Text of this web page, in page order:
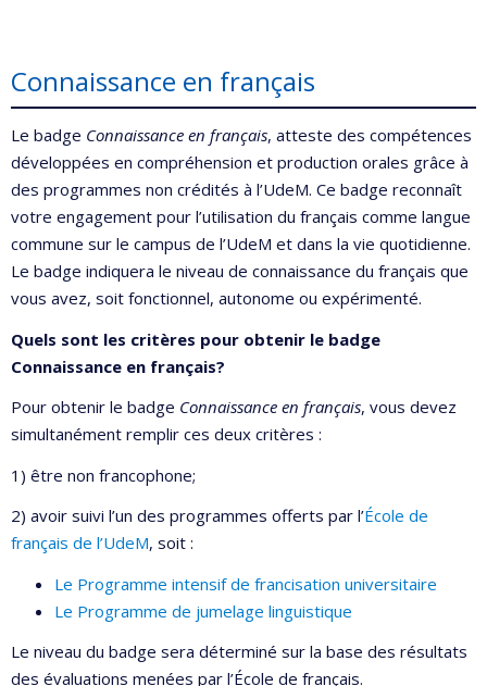
Connaissance en français
Le badge Connaissance en français, atteste des compétences
développées en compréhension et production orales grâce à
des programmes non crédités à l’UdeM. Ce badge reconnaît
votre engagement pour l’utilisation du français comme langue
commune sur le campus de l’UdeM et dans la vie quotidienne.
Le badge indiquera le niveau de connaissance du français que
vous avez, soit fonctionnel, autonome ou expérimenté.
Quels sont les critères pour obtenir le badge
Connaissance en français?
Pour obtenir le badge Connaissance en français, vous devez
simultanément remplir ces deux critères :
1) être non francophone;
2) avoir suivi l’un des programmes offerts par l’École de
français de l’UdeM, soit :
Le Programme intensif de francisation universitaire
Le Programme de jumelage linguistique
Le niveau du badge sera déterminé sur la base des résultats
des évaluations menées par l’École de français.